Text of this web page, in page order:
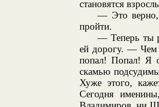
становятся
— Это верно,
пройти.
— Теперь ты
ей дорогу. — Чем
попал! Попал! Я
скамью
Хуже этого,
Сегодня